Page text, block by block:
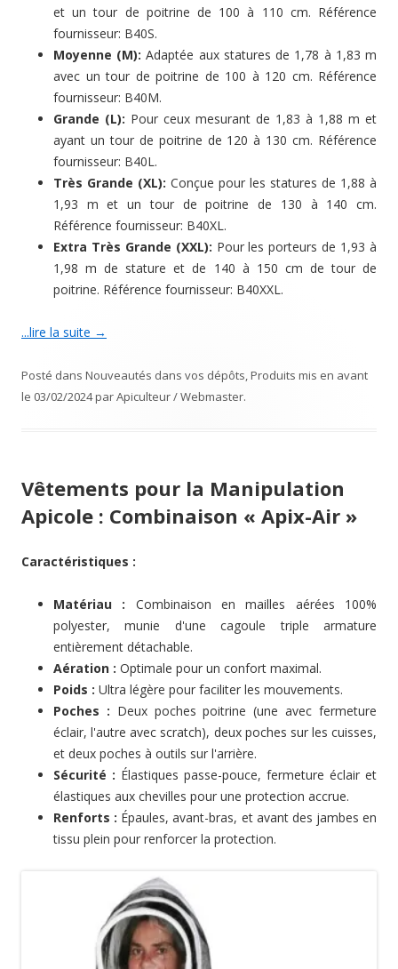
et un tour de poitrine de 100 à 110 cm. Référence
fournisseur: B40S.
Moyenne (M): Adaptée aux statures de 1,78 à 1,83 m
avec un tour de poitrine de 100 à 120 cm. Référence
fournisseur: B40M.
Grande (L): Pour ceux mesurant de 1,83 à 1,88 m et
ayant un tour de poitrine de 120 à 130 cm. Référence
fournisseur: B40L.
Très Grande (XL): Conçue pour les statures de 1,88 à
1,93 m et un tour de poitrine de 130 à 140 cm.
Référence fournisseur: B40XL.
Extra Très Grande (XXL): Pour les porteurs de 1,93 à
1,98 m de stature et de 140 à 150 cm de tour de
poitrine. Référence fournisseur: B40XXL.
...lire la suite →
Posté dans Nouveautés dans vos dépôts Produits mis en avant
le 03/02/2024parApiculteur / Webmaster.
Vêtements pour la Manipulation
Apicole : Combinaison « Apix-Air »
Caractéristiques :
Matériau : Combinaison en mailles aérées 100%
polyester, munie d'une cagoule triple armature
entièrement détachable.
Aération : Optimale pour un confort maximal.
Poids : Ultra légère pour faciliter les mouvements.
Poches : Deux poches poitrine (une avec fermeture
éclair, l'autre avec scratch), deux poches sur les cuisses,
et deux poches à outils sur l'arrière.
Sécurité : Élastiques passe-pouce, fermeture éclair et
élastiques aux chevilles pour une protection accrue.
Renforts : Épaules, avant-bras, et avant des jambes en
tissu plein pour renforcer la protection.